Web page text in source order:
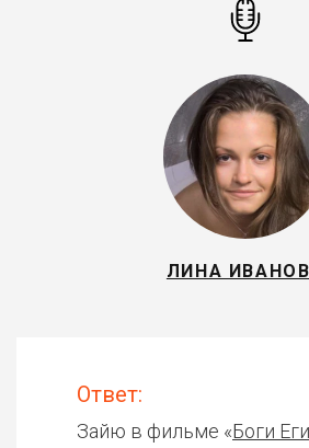
ЛИНА
Ответ:
Зайю в фильме «Боги